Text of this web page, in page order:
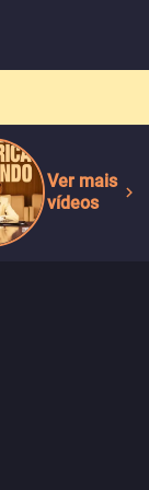
Ver mais
vídeos